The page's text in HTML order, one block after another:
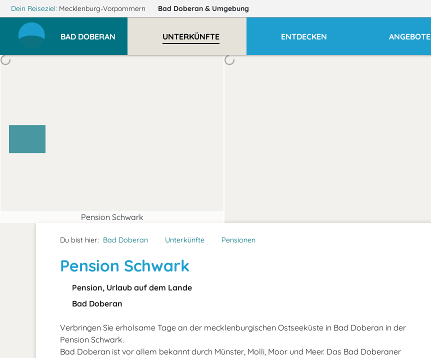
Dein Reiseziel: Mecklenburg-Vorpommern Bad Doberan & Umgebung
BAD DOBERAN UNTERKÜNFTE ENTDECKEN ANGEBOTE
Pension Schwark
Du bist hier: Bad Doberan Unterkünfte Pensionen
Pension Schwark
Pension, Urlaub auf dem Lande
Bad Doberan
Verbringen Sie erholsame Tage an der mecklenburgischen Ostseeküste in Bad Doberan in der
Pension Schwark.
Bad Doberan ist vor allem bekannt durch Münster, Molli, Moor und Meer. Das Bad Doberaner